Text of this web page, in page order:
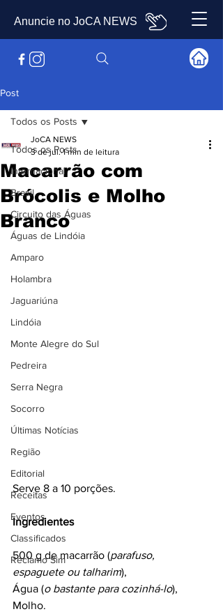
Anuncie no JoCA NEWS
Post
Todos os Posts
Internacional
Brasil
Circuito das Águas
Águas de Lindóia
Amparo
Holambra
Jaguariúna
Lindóia
Monte Alegre do Sul
Pedreira
Serra Negra
Socorro
Últimas Notícias
Região
Editorial
Receitas
Eventos
Classificados
Reclamo Sim
Todos os Posts
Macarrão com
Brócolis e Molho
Branco
JoCA NEWS
3 de jul. 1 min de leitura
Serve 8 a 10 porções.
Ingredientes
500 g de macarrão (parafuso,
espaguete ou talharim),
Água (o bastante para cozinhá-lo),
Molho.